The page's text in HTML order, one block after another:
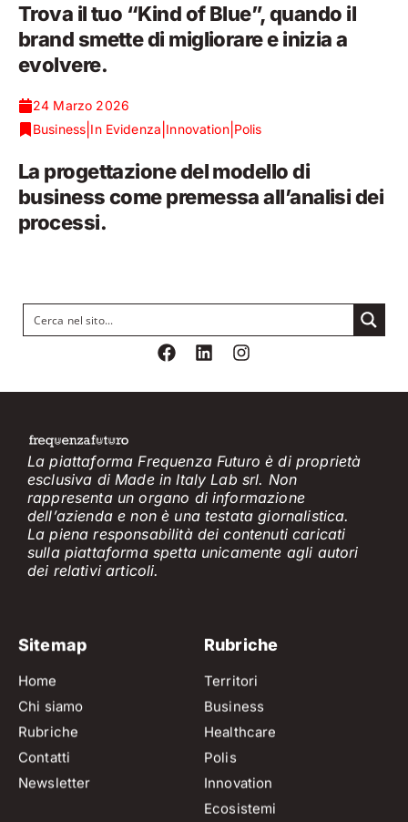
Trova il tuo “Kind of Blue”, quando il
brand smette di migliorare e inizia a
evolvere.
24 Marzo 2026
Business In Evidenza Innovation| Polis
La progettazione del modello di
business come premessa all’analisi dei
processi.
La piattaforma Frequenza Futuro è di proprietà
esclusiva di Made in Italy Lab srl. Non
rappresenta un organo di informazione
dell’azienda e non è una testata giornalistica.
La piena responsabilità dei contenuti caricati
sulla piattaforma spetta unicamente agli autori
dei relativiarticoli.
Sitemap
Home
Chi siamo
Rubriche
Contatti
Newsletter
Rubriche
Territori
Business
Healthcare
Polis
Innovation
Ecosistemi